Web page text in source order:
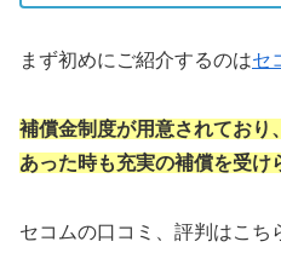
まず初めにご紹介するのはセ
補償金制度が用意されており
あった時も充実の補償を受け
セコムの口コミ、評判はこち